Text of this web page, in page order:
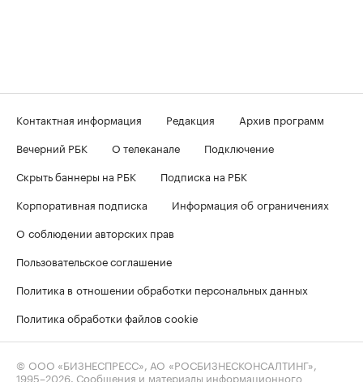
Контактная информация Редакция
Архив программ
Вечерний РБК
О телеканале
Подключение
Скрыть баннеры на РБК
Подписка на РБК
Корпоративная подписка
Информация об ограничениях
О соблюдении авторских прав
Пользовательское соглашение
Политика в отношении обработки персональных данных
Политика обработки файлов cookie
© ООО «БИЗНЕСПРЕСС», АО «РОСБИЗНЕСКОНСАЛТИНГ»,
1995–2026 . Сообщения и материалы информационного